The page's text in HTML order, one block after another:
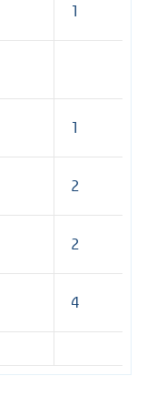
1
1
2
2
4